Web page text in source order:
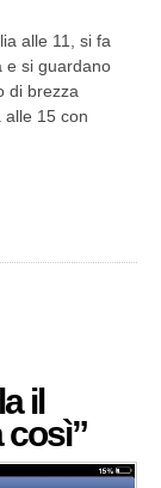
alle 11, si fa
e si guardano
di brezza
alle 15 con
il
così”